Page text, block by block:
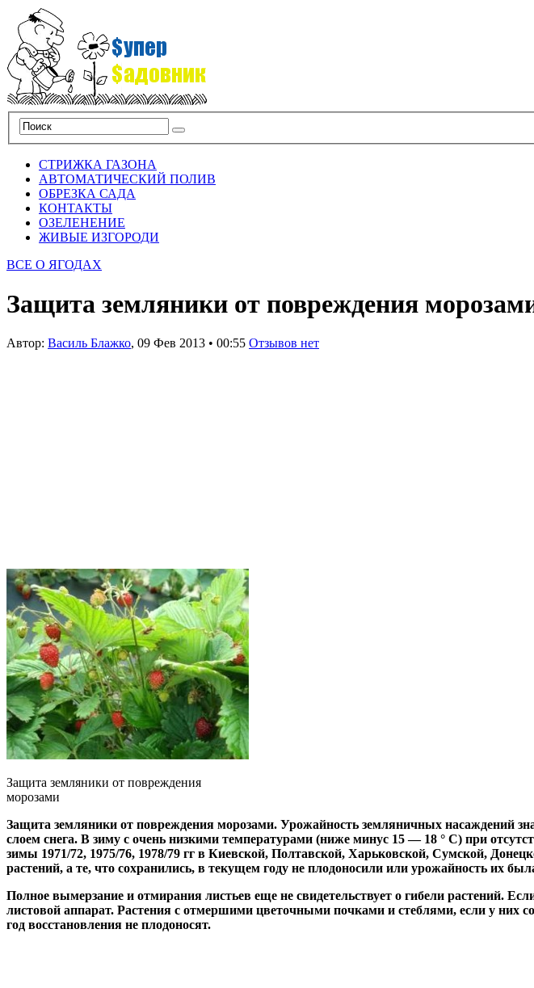
СТРИЖКА ГАЗОНА
АВТОМАТИЧЕСКИЙ ПОЛИВ
ОБРЕЗКА САДА
КОНТАКТЫ
ОЗЕЛЕНЕНИЕ
ЖИВЫЕ ИЗГОРОДИ
ВСЕ О ЯГОДАХ
Защита земляники от повреждения
Автор: Василь Блажко, 09 Фев 2013 • 00:55 Отзывов нет
Защита земляники от повреждения
морозами
Защита земляники от повреждения морозами. Урожайность земляничных насаждений
слоем снега. В зиму с очень низкими температурами (ниже минус 15 — 18 ° С) при
зимы 1971/72, 1975/76, 1978/79 гг в Киевской, Полтавской, Харьковской, Сумской,
растений, а те, что сохранились, в текущем году не плодоносили или урожайность их
Полное вымерзание и отмирания листьев еще не свидетельствует о гибели растений.
листовой аппарат. Растения с отмершими цветочными почками и стеблями, если у них
год восстановления не плодоносят.